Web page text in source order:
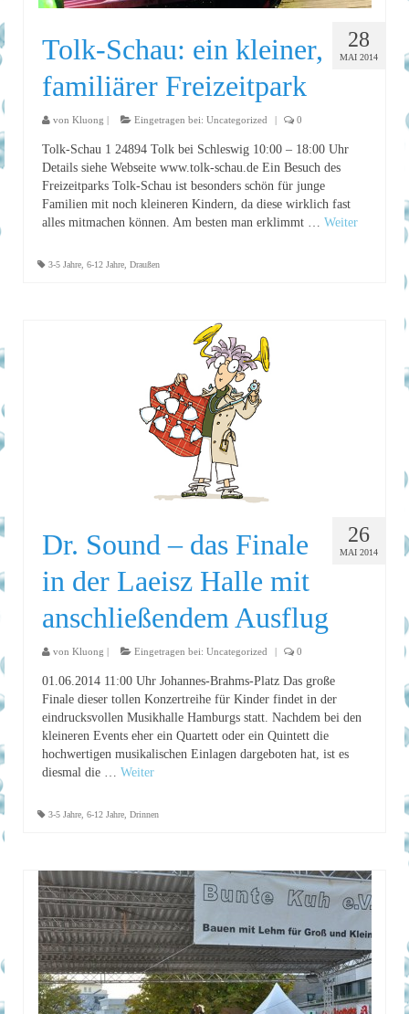
28
MAI 2014
Tolk-Schau: ein kleiner,
familiärer Freizeitpark
von Kluong Eingetragen bei: Uncategorized 0
Tolk-Schau 1 24894 Tolk bei Schleswig 10:00 – 18:00 Uhr
Details siehe Webseite www.tolk-schau.de Ein Besuch des
Freizeitparks Tolk-Schau ist besonders schön für junge
Familien mit noch kleineren Kindern, da diese wirklich fast
alles mitmachen können. Am besten man erklimmt … Weiter
3-5 Jahre, 6-12 Jahre, Draußen
26
MAI 2014
Dr. Sound – das Finale
in der Laeisz Halle mit
anschließendem Ausflug
von Kluong | Eingetragen bei: Uncategorized | 0
01.06.2014 11:00 Uhr Johannes-Brahms-Platz Das große
Finale dieser tollen Konzertreihe für Kinder findet in der
eindrucksvollen Musikhalle Hamburgs statt. Nachdem bei den
kleineren Events eher ein Quartett oder ein Quintett die
hochwertigen musikalischen Einlagen dargeboten hat, ist es
diesmal die … Weiter
3-5 Jahre 6-12 Jahre Drinnen